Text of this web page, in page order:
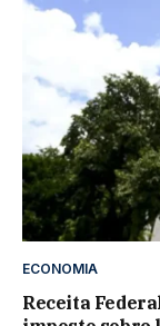
ECONOMIA
Receita